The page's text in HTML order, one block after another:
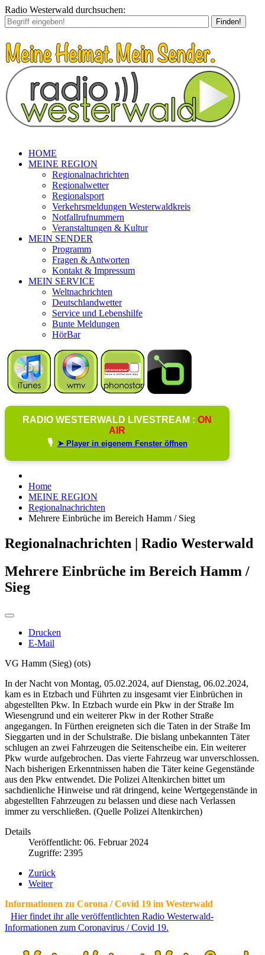
Radio Westerwald durchsuchen:
Finden!
HOME
MEINE REGION
Regionalnachrichten
Regionalwetter
Regionalsport
Verkehrsmeldungen Westerwaldkreis
Notfallrufnummern
Veranstaltungen & Kultur
MEIN SENDER
Programm
Fragen & Antworten
Kontakt & Impressum
MEIN SERVICE
Weltnachrichten
Deutschlandwetter
Service und Lebenshilfe
Bunte Meldungen
HörBar
RADIO WESTERWALD LIVESTREAM : ON
AIR
🎙️ ➤ Player in eigenem Fenster öffnen
Home
MEINE REGION
Regionalnachrichten
Mehrere Einbrüche im Bereich Hamm / Sieg
Regionalnachrichten | Radio Westerwald
Mehrere Einbrüche im Bereich Hamm /
Sieg
Drucken
E-Mail
VG Hamm (Sieg) (ots)
In der Nacht von Montag, 05.02.2024, auf Dienstag, 06.02.2024,
kam es in Etzbach und Führten zu insgesamt vier Einbrüchen in
abgestellten Pkw. In Etzbach wurde ein Pkw in der Straße Im
Wiesengrund und ein weiterer Pkw in der Rother Straße
angegangen. In Fürthen ereigneten sich die Taten in der Straße Im
Sieggarten und in der Schulstraße. Die bislang unbekannten Täter
schlugen an zwei Fahrzeugen die Seitenscheibe ein. Ein weiterer
Pkw wurde aufgebrochen. Das vierte Fahrzeug war unverschlossen.
Nach bisherigen Erkenntnissen haben die Täter keine Gegenstände
aus den Pkw entwendet. Die Polizei Altenkirchen bittet um
sachdienliche Hinweise und rät dringend, keine Wertgegenstände in
abgestellten Fahrzeugen zu belassen und diese nach Verlassen
immer zu verschließen. (Quelle Polizei Altenkirchen)
Details
Veröffentlicht: 06. Februar 2024
Zugriffe: 2395
Zurück
Weiter
Informationen zu Corona / Covid 19 im Westerwald
Hier findet ihr alle veröffentlichten Radio Westerwald-
Informationen zum Coronavirus / Covid 19.